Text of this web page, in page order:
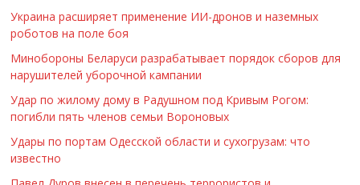
Украина расширяет применение ИИ-дронов и наземных
роботов на поле боя
Минобороны Беларуси разрабатывает порядок сборов для
нарушителей уборочной кампании
Удар по жилому дому в Радушном под Кривым Рогом:
погибли пять членов семьи Вороновых
Удары по портам Одесской области и сухогрузам: что
известно